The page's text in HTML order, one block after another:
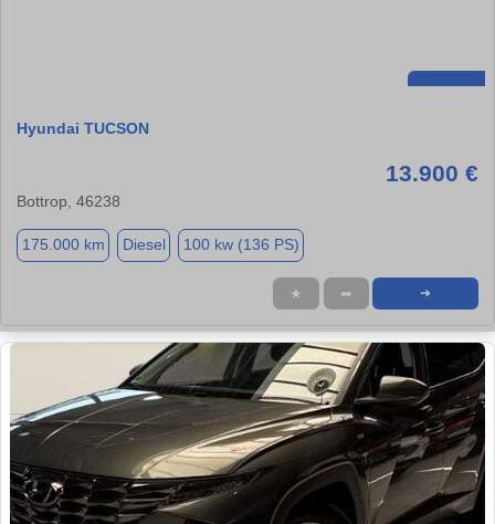
Hyundai TUCSON
13.900 €
Bottrop, 46238
175.000 km Diesel 100 kw (136 PS)
★ ➦ ➜